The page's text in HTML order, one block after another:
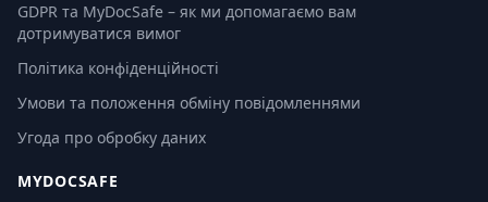
GDPR та MyDocSafe – як ми допомагаємо вам
дотримуватися вимог
Політика конфіденційності
Умови та положення обміну повідомленнями
Угода про обробку даних
MYDOCSAFE